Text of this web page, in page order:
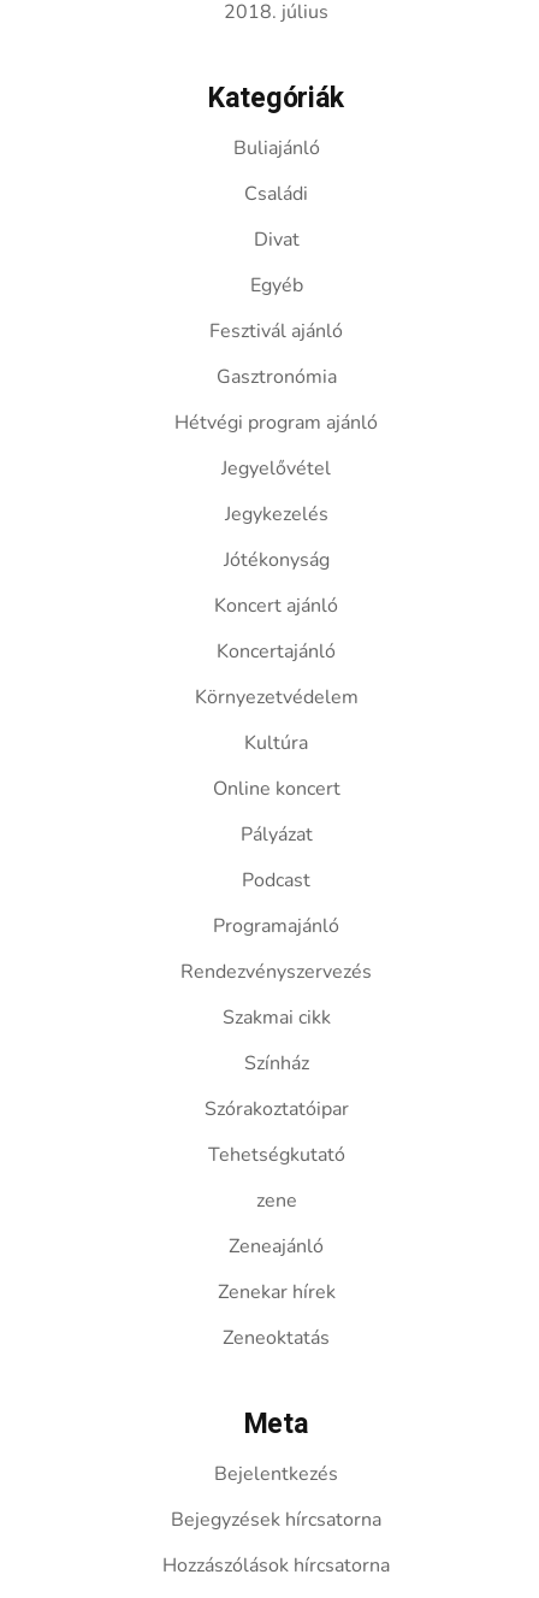
2018. július
Kategóriák
Buliajánló
Családi
Divat
Egyéb
Fesztivál ajánló
Gasztronómia
Hétvégi program ajánló
Jegyelővétel
Jegykezelés
Jótékonyság
Koncert ajánló
Koncertajánló
Környezetvédelem
Kultúra
Online koncert
Pályázat
Podcast
Programajánló
Rendezvényszervezés
Szakmai cikk
Színház
Szórakoztatóipar
Tehetségkutató
zene
Zeneajánló
Zenekar hírek
Zeneoktatás
Meta
Bejelentkezés
Bejegyzések hírcsatorna
Hozzászólások hírcsatorna